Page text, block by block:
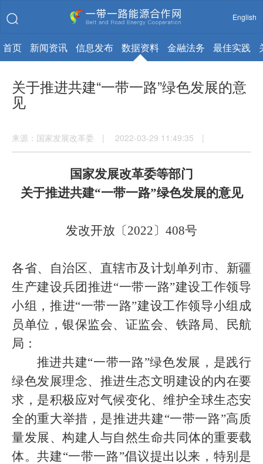
English
首页 新闻资讯 信息发布 数据资料 金融法务 最佳实践
关于推进共建“一带一路”绿色发展的意
见
来源：国家发展改革委 | 2022-03-29 11:49:35 |
国家发展改革委等部门
关于推进共建“一带一路”绿色发展的意见
发改开放〔2022〕408号
各省、自治区、直辖市及计划单列市、新疆
生产建设兵团推进“一带一路”建设工作领导
小组，推进“一带一路”建设工作领导小组成
员单位，银保监会、证监会、铁路局、民航
局：
推进共建“一带一路”绿色发展，是践行
绿色发展理念、推进生态文明建设的内在要
求，是积极应对气候变化、维护全球生态安
全的重大举措，是推进共建“一带一路”高质
量发展、构建人与自然生命共同体的重要载
体。共建“一带一路”倡议提出以来，特别是